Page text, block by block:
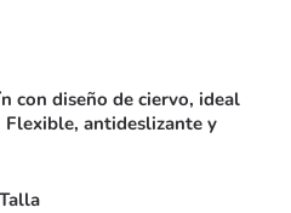
con diseño de ciervo, ideal
Flexible, antideslizante y
Talla